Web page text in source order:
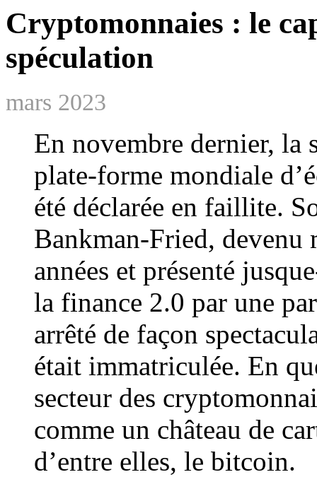
Cryptomonnaies : le
spéculation
mars 2023
En novembre dernier, la
plate-forme mondiale
été déclarée en faillite.
Bankman-Fried,
années et présenté
la finance 2.0 par une
arrêté de façon
était immatriculée. En
secteur des
comme un château de
d’entre elles, le bitcoin.